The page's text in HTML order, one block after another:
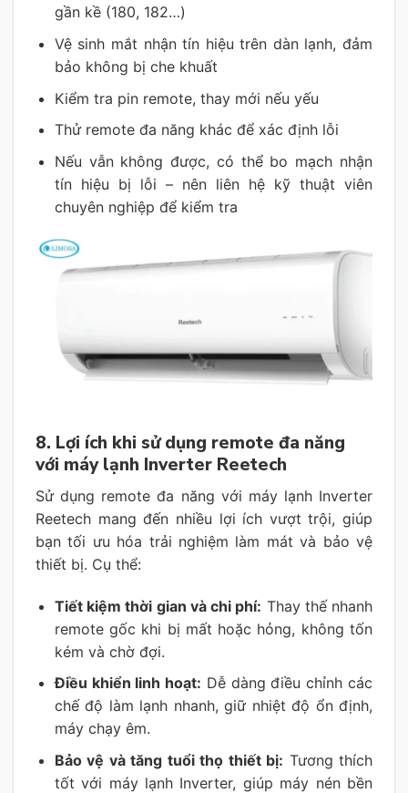
gần kề (180, 182…)
Vệ sinh mắt nhận tín hiệu trên dàn lạnh, đảm
bảo không bị che khuất
Kiểm tra pin remote, thay mới nếu yếu
Thử remote đa năng khác để xác định lỗi
Nếu vẫn không được, có thể bo mạch nhận
tín hiệu bị lỗi – nên liên hệ kỹ thuật viên
chuyên nghiệp để kiểm tra
8. Lợi ích khi sử dụng remote đa năng
với máy lạnh Inverter Reetech
Sử dụng remote đa năng với máy lạnh Inverter
Reetech mang đến nhiều lợi ích vượt trội, giúp
bạn tối ưu hóa trải nghiệm làm mát và bảo vệ
thiết bị. Cụ thể:
Tiết kiệm thời gian và chi phí: Thay thế nhanh
remote gốc khi bị mất hoặc hỏng, không tốn
kém và chờ đợi.
Điều khiển linh hoạt: Dễ dàng điều chỉnh các
chế độ làm lạnh nhanh, giữ nhiệt độ ổn định,
máy chạy êm.
Bảo vệ và tăng tuổi thọ thiết bị: Tương thích
tốt với máy lạnh Inverter, giúp máy nén bền